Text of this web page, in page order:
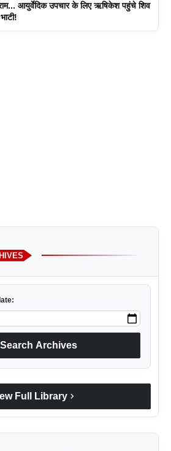
आयुर्वेदिक उपचार के लिए ऋषिकेश पहुंचे शिव
Search Archives
Full Library chevron_right